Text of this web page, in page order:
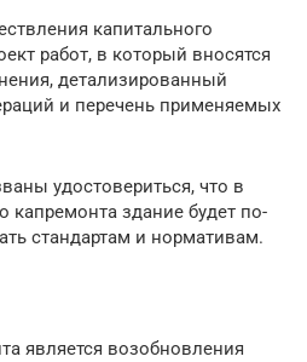
капитального
работ, в который вносятся
детализированный
и перечень применяемых
удостовериться, что в
капремонта здание будет по-
стандартам и нормативам.
является возобновления